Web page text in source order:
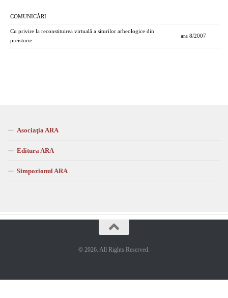
COMUNICĂRI
Cu privire la reconstituirea virtuală a siturilor arheologice din
preistorie
ara 8/2007
Asociaţia ARA
Editura ARA
Simpozionul ARA
© 2026. All Rights Reserved.